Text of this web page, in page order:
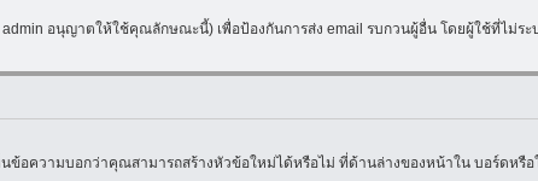
อนุญาตให้ใช้คุณลักษณะนี้) เพื่อป้องกันการส่ง email รบกวนผู้อื่น โดยผู้ใช้ที่ไม่ระ
ความบอกว่าคุณสามารถสร้างหัวข้อใหม่ได้หรือไม่ ที่ด้านล่างของหน้าใน บอร์ดหรื